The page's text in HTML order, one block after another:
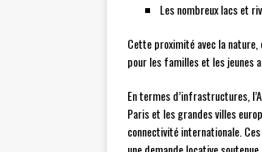
Les nombreux lacs et
Cette proximité avec la
pour les familles et les jeunes
En termes d’infrastructures,
Paris et les grandes villes
connectivité internationale.